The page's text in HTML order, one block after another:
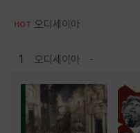
HOT 오디세이아
1 오디세이아